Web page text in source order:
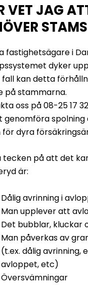
VET JAG
fastighetsägare i
dyker
fall kan detta
på stammarna.
oss på 08-25 17
genomföra
för dyra
tecken på att det
är:
Dålig avrinning i
Man upplever att
Det bubblar, kluckar
Man påverkas av
(t.ex. dålig
avloppet, etc)
Översvämningar